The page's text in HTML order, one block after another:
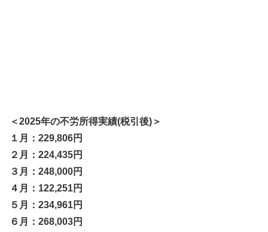
＜2025年の不労所得実績(税引後)＞
１月：229,806円
２月：224,435円
３月：248,000円
４月：122,251円
５月：234,961円
６月：268,003円